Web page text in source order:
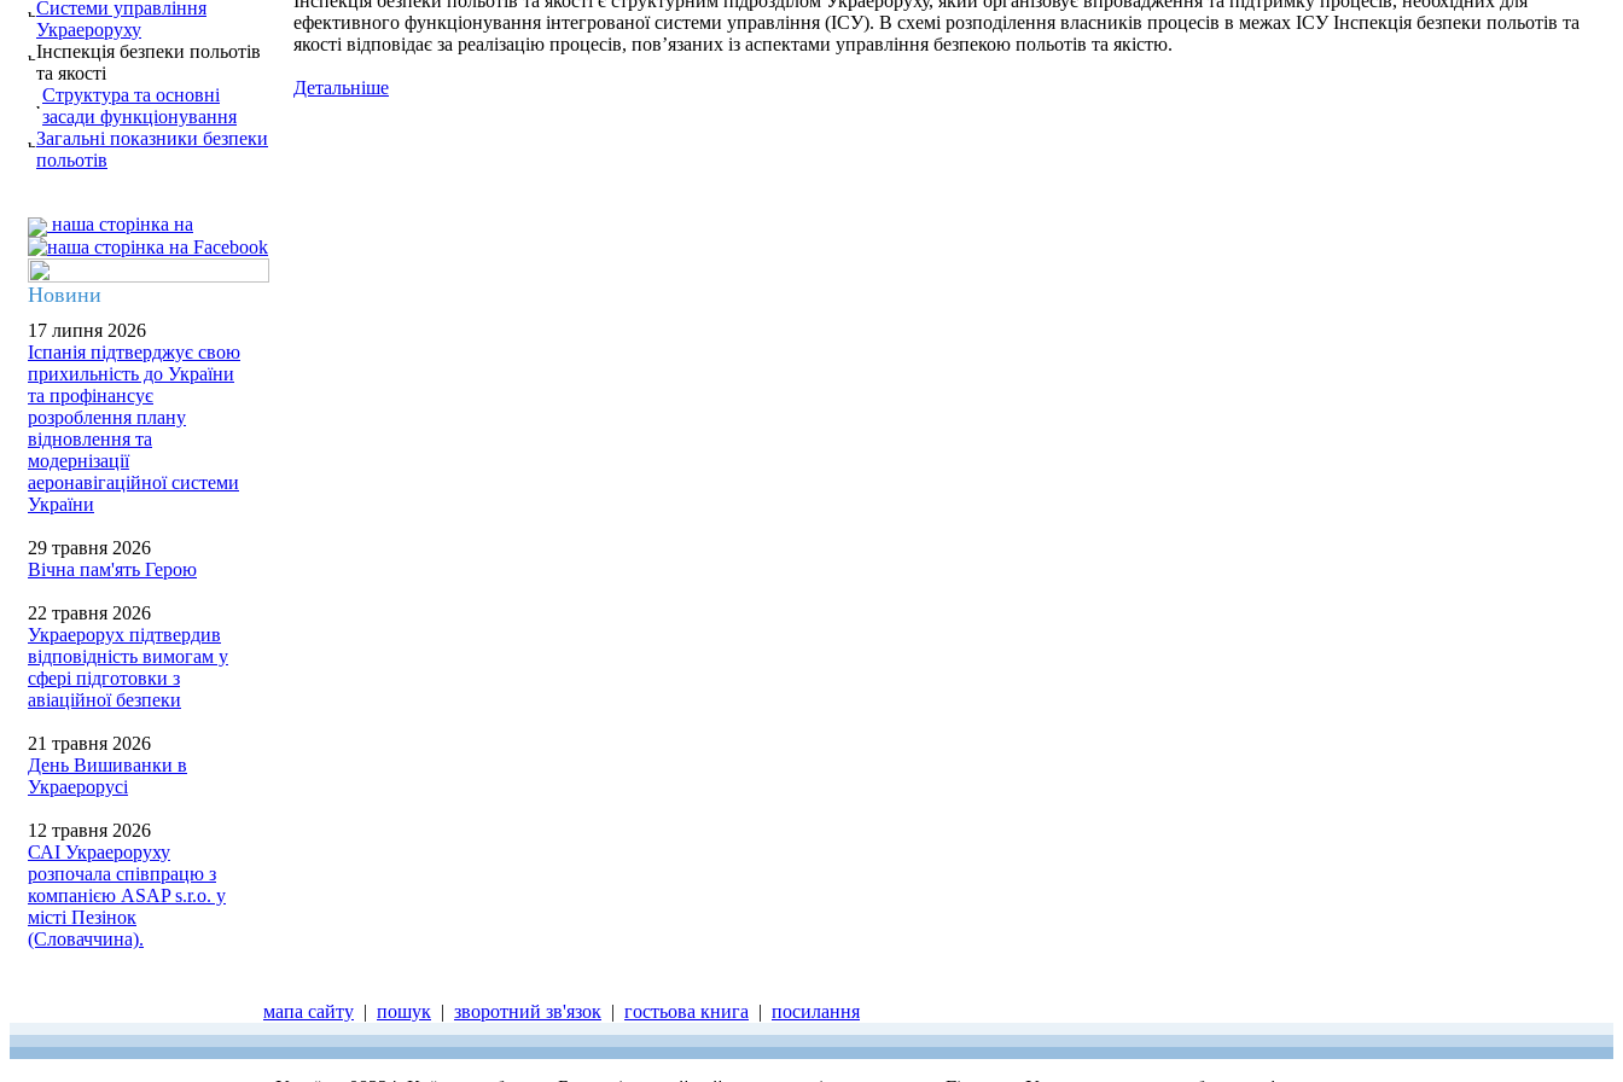
Системи управління
Украероруху
Інспекція безпеки польотів
та якості
Структура та основні
засади функціонування
Загальні показники безпеки
польотів
наша сторінка на
Новини
17 липня 2026
Іспанія підтверджує свою
прихильність до України
та профінансує
розроблення плану
відновлення та
модернізації
аеронавігаційної системи
України
29 травня 2026
Вічна пам'ять Герою
22 травня 2026
Украерорух підтвердив
відповідність вимогам у
сфері підготовки з
авіаційної безпеки
21 травня 2026
День Вишиванки в
Украерорусі
12 травня 2026
САІ Украероруху
розпочала співпрацю з
компанією ASAP s.r.o. у
місті Пезінок
(Словаччина).
ефективного функціонування інтегрованої системи управління (ІСУ). В схемі розподілення власників процесів в межах ІСУ Інспекція безпеки польотів та
якості відповідає за реалізацію процесів, пов’язаних із аспектами управління безпекою польотів та якістю.
Детальніше
мапа сайту | пошук | зворотний зв'язок | гостьова книга | посилання